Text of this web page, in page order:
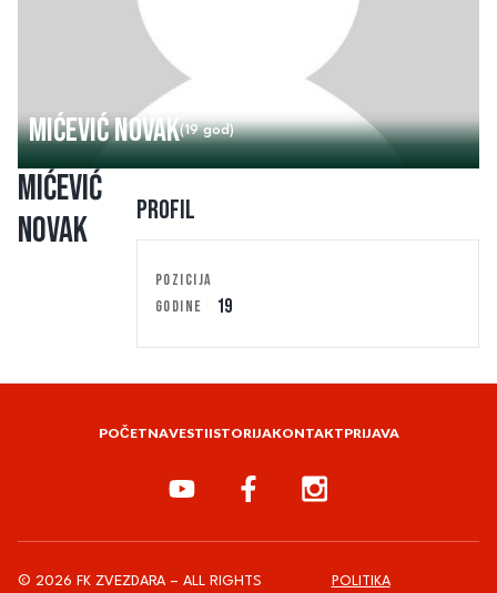
Mićević Novak(19 god)
Mićević
Novak
Profil
POZICIJA
GODINE
19
POČETNAVESTIISTORIJAKONTAKTPRIJAVA
© 2026 FK ZVEZDARA – ALL RIGHTS POLITIKA